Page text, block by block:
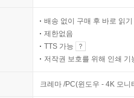
배송 없이 구매 후 바로 읽기
제한없음
TTS 가능
저작권 보호를 위해 인쇄 기
크레마 /PC(윈도우 - 4K 모